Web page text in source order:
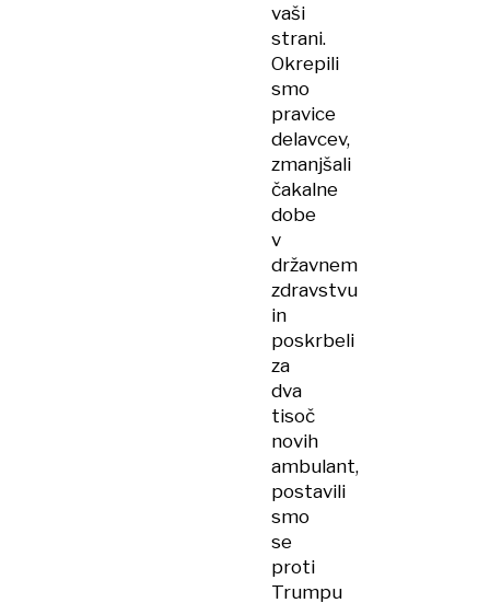
vaši
strani.
Okrepili
smo
pravice
delavcev,
zmanjšali
čakalne
dobe
v
državnem
zdravstvu
in
poskrbeli
za
dva
tisoč
novih
ambulant,
postavili
smo
se
proti
Trumpu